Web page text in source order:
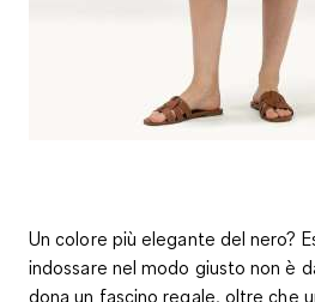
Un colore più elegante del nero?
indossare nel modo giusto non è
dona un fascino regale, oltre che